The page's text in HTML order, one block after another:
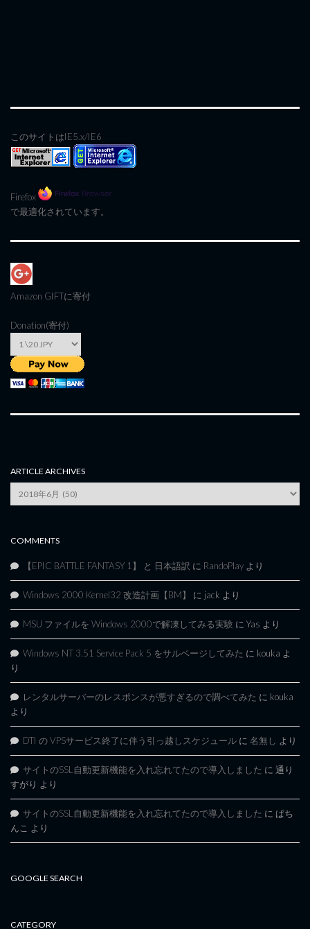
このサイトはIE5.x/IE6
Firefox
で最適化されています。
Amazon GIFTに寄付
Donation(寄付)
ARTICLE ARCHIVES
Archives
COMMENTS
【EPIC BATTLE FANTASY 1】 と 日本語訳 に RandoPlay より
Windows 2000 Kernel32 改造計画【BM】 に jack より
MSU ファイルを Windows 2000で解凍してみる実験 に Yas より
Windows NT 3.51 Service Pack 5 をサルベージしてみた に kouka よ
り
レンタルサーバーのレスポンスが悪すぎるので調べてみた に kouka
より
DTI の VPSサービス終了に伴う引っ越しスケジュール に 名無し より
サイトのSSL自動更新機能を入れ忘れてたので導入しました に 通り
すがり より
サイトのSSL自動更新機能を入れ忘れてたので導入しました に ぱち
んこ より
GOOGLE SEARCH
CATEGORY